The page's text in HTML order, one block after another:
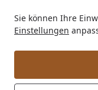
Sie können Ihre
Einstellungen